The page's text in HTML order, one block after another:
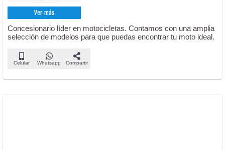
Ver más
Concesionario líder en motocicletas. Contamos con una amplia
selección de modelos para que puedas encontrar tu moto ideal.
Celular Whatsapp Compartir